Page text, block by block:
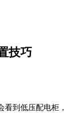
技巧
看到低压配电柜